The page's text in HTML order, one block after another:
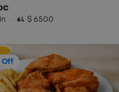
· $ 6500
Off